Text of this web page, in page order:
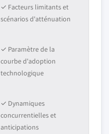
✓ Facteurs limitants et
scénarios d'atténuation
✓ Paramètre de la
courbe d'adoption
technologique
✓ Dynamiques
concurrentielles et
anticipations